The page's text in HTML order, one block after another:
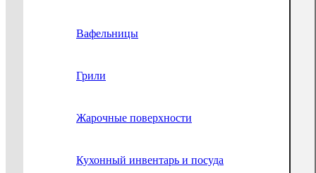
Вафельницы
Грили
Жарочные поверхности
Кухонный инвентарь и посуда